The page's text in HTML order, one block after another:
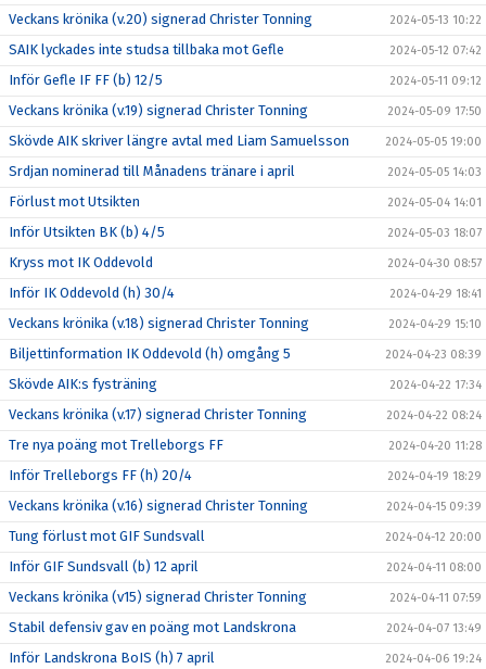
Veckans krönika (v.20) signerad Christer Tonning 2024-05-13 10:22
SAIK lyckades inte studsa tillbaka mot Gefle 2024-05-12 07:42
Inför Gefle IF FF (b) 12/5 2024-05-11 09:12
Veckans krönika (v.19) signerad Christer Tonning 2024-05-09 17:50
Skövde AIK skriver längre avtal med Liam Samuelsson 2024-05-05 19:00
Srdjan nominerad till Månadens tränare i april 2024-05-05 14:03
Förlust mot Utsikten 2024-05-04 14:01
Inför Utsikten BK (b) 4/5 2024-05-03 18:07
Kryss mot IK Oddevold 2024-04-30 08:57
Inför IK Oddevold (h) 30/4 2024-04-29 18:41
Veckans krönika (v.18) signerad Christer Tonning 2024-04-29 15:10
Biljettinformation IK Oddevold (h) omgång 5 2024-04-23 08:39
Skövde AIK:s fysträning 2024-04-22 17:34
Veckans krönika (v.17) signerad Christer Tonning 2024-04-22 08:24
Tre nya poäng mot Trelleborgs FF 2024-04-20 11:28
Inför Trelleborgs FF (h) 20/4 2024-04-19 18:29
Veckans krönika (v.16) signerad Christer Tonning 2024-04-15 09:39
Tung förlust mot GIF Sundsvall 2024-04-12 20:00
Inför GIF Sundsvall (b) 12 april 2024-04-11 08:00
Veckans krönika (v15) signerad Christer Tonning 2024-04-11 07:59
Stabil defensiv gav en poäng mot Landskrona 2024-04-07 13:49
Inför Landskrona BoIS (h) 7 april 2024-04-06 19:24